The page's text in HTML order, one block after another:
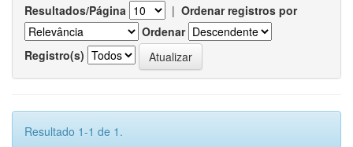
Resultados/Página | Ordenar registros por
Ordenar
Registro(s)
Resultado 1-1 de 1.